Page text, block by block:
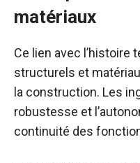
matériaux
Ce lien avec l’histoire
structurels et
la construction. Les
robustesse et
continuité des